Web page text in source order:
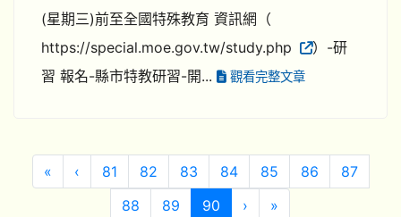
(星期三)前至全國特殊教育 資訊網（
https://special.moe.gov.tw/study.php
）-研
習 報名-縣市特教研習-開...
觀看完整文章
«第一頁
‹上一頁
81 82 83 84 85 86
87
88
89 90 (目前頁次)
› 下一頁
»